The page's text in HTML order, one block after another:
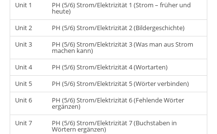
Unit 1 PH (5/6) Strom/Elektrizität 1 (Strom – früher und
heute)
Unit 2
PH (5/6) Strom/Elektrizität 2 (Bildergeschichte)
Unit 3
PH (5/6) Strom/Elektrizität 3 (Was man aus Strom
machen kann)
Unit 4
PH (5/6) Strom/Elektrizität 4 (Wortarten)
Unit 5
PH (5/6) Strom/Elektrizität 5 (Wörter verbinden)
Unit 6
PH (5/6) Strom/Elektrizität 6 (Fehlende Wörter
ergänzen)
Unit 7
PH (5/6) Strom/Elektrizität 7 (Buchstaben in
Wörtern ergänzen)